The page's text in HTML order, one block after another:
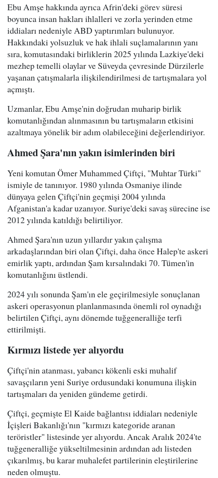
Ebu Amşe hakkında ayrıca Afrin'deki görev süresi
boyunca insan hakları ihlalleri ve zorla yerinden etme
iddiaları nedeniyle ABD yaptırımları bulunuyor.
Hakkındaki yolsuzluk ve hak ihlali suçlamalarının yanı
sıra, komutasındaki birliklerin 2025 yılında Lazkiye'deki
mezhep temelli olaylar ve Süveyda çevresinde Dürzilerle
yaşanan çatışmalarla ilişkilendirilmesi de tartışmalara yol
açmıştı.
Uzmanlar, Ebu Amşe'nin doğrudan muharip birlik
komutanlığından alınmasının bu tartışmaların etkisini
azaltmaya yönelik bir adım olabileceğini değerlendiriyor.
Ahmed Şara'nın yakın isimlerinden biri
Yeni komutan Ömer Muhammed Çiftçi, "Muhtar Türki"
ismiyle de tanınıyor. 1980 yılında Osmaniye ilinde
dünyaya gelen Çiftçi'nin geçmişi 2004 yılında
Afganistan'a kadar uzanıyor. Suriye'deki savaş sürecine ise
2012 yılında katıldığı belirtiliyor.
Ahmed Şara'nın uzun yıllardır yakın çalışma
arkadaşlarından biri olan Çiftçi, daha önce Halep'te askeri
emirlik yaptı, ardından Şam kırsalındaki 70. Tümen'in
komutanlığını üstlendi.
2024 yılı sonunda Şam'ın ele geçirilmesiyle sonuçlanan
askeri operasyonun planlanmasında önemli rol oynadığı
belirtilen Çiftçi, aynı dönemde tuğgeneralliğe terfi
ettirilmişti.
Kırmızı listede yer alıyordu
Çiftçi'nin atanması, yabancı kökenli eski muhalif
savaşçıların yeni Suriye ordusundaki konumuna ilişkin
tartışmaları da yeniden gündeme getirdi.
Çiftçi, geçmişte El Kaide bağlantısı iddiaları nedeniyle
İçişleri Bakanlığı'nın "kırmızı kategoride aranan
teröristler" listesinde yer alıyordu. Ancak Aralık 2024'te
tuğgeneralliğe yükseltilmesinin ardından adı listeden
çıkarılmış, bu karar muhalefet partilerinin eleştirilerine
neden olmuştu.